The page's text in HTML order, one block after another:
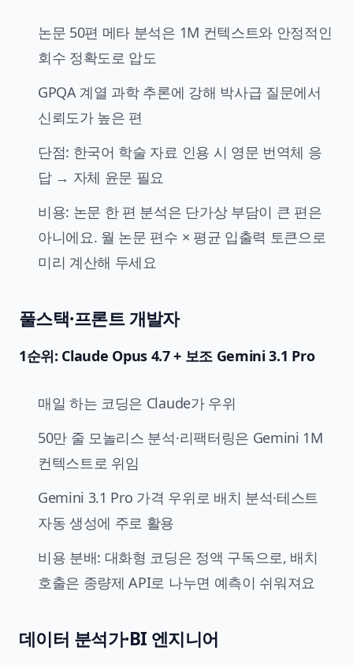
논문 50편 메타 분석은 1M 컨텍스트와 안정적인
회수 정확도로 압도
GPQA 계열 과학 추론에 강해 박사급 질문에서
신뢰도가 높은 편
단점: 한국어 학술 자료 인용 시 영문 번역체 응
답 → 자체 윤문 필요
비용: 논문 한 편 분석은 단가상 부담이 큰 편은
아니에요. 월 논문 편수 × 평균 입출력 토큰으로
미리 계산해 두세요
풀스택·프론트 개발자
1순위: Claude Opus 4.7 + 보조 Gemini 3.1 Pro
매일 하는 코딩은 Claude가 우위
50만 줄 모놀리스 분석·리팩터링은 Gemini 1M
컨텍스트로 위임
Gemini 3.1 Pro 가격 우위로 배치 분석·테스트
자동 생성에 주로 활용
비용 분배: 대화형 코딩은 정액 구독으로, 배치
호출은 종량제 API로 나누면 예측이 쉬워져요
데이터 분석가·BI 엔지니어